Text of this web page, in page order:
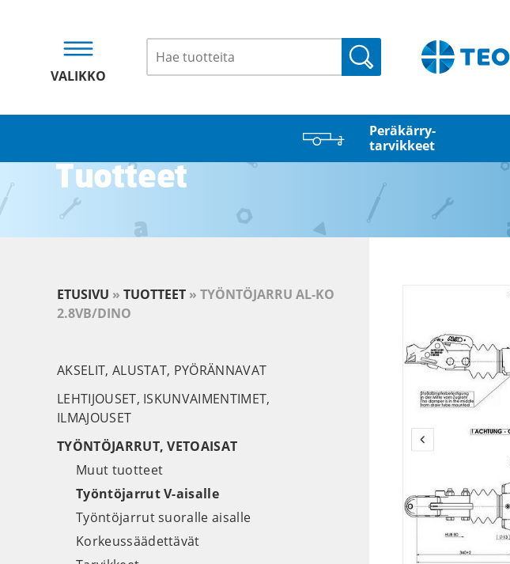
VALIKKO
Haku
Peräkärry­
tarvikkeet
Tuotteet
ETUSIVU » TUOTTEET » TYÖNTÖJARRU AL-KO
2.8VB/DINO
AKSELIT, ALUSTAT, PYÖRÄNNAVAT
LEHTIJOUSET, ISKUNVAIMENTIMET,
ILMAJOUSET
TYÖNTÖJARRUT, VETOAISAT
Muut tuotteet
Työntöjarrut V-aisalle
Työntöjarrut suoralle aisalle
Korkeussäädettävät